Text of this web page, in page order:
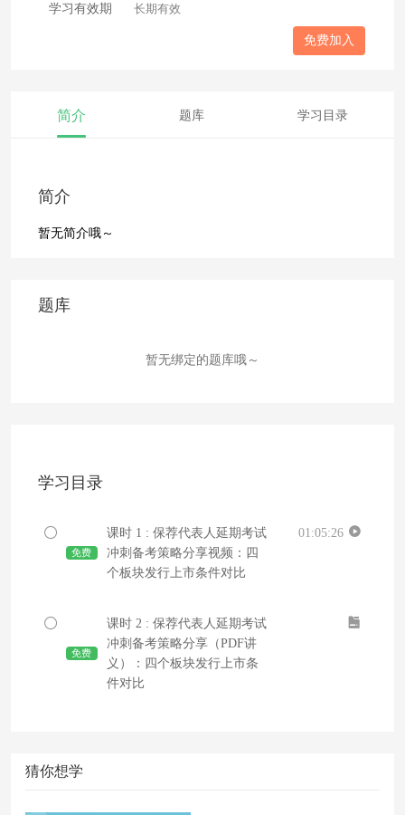
学习有效期 长期有效
免费加入
简介 题库 学习目录
简介
暂无简介哦～
题库
暂无绑定的题库哦～
学习目录
免费
课时 1 : 保荐代表人延期考试
冲刺备考策略分享视频：四
个板块发行上市条件对比
01:05:26
免费
课时 2 : 保荐代表人延期考试
冲刺备考策略分享（PDF讲
义）：四个板块发行上市条
件对比
猜你想学